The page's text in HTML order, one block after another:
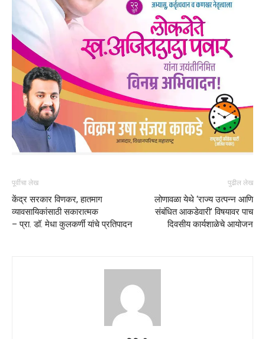
पूर्वीचा लेख
केंद्र सरकार विणकर, हातमाग
व्यावसायिकांसाठी सकारात्मक
– प्रा. डॉ. मेधा कुलकर्णी यांचे प्रतिपादन
पुढील लेख
लोणावळा येथे ‘राज्य उत्पन्न आणि
संबंधित आकडेवारी’ विषयावर पाच
दिवसीय कार्यशाळेचे आयोजन